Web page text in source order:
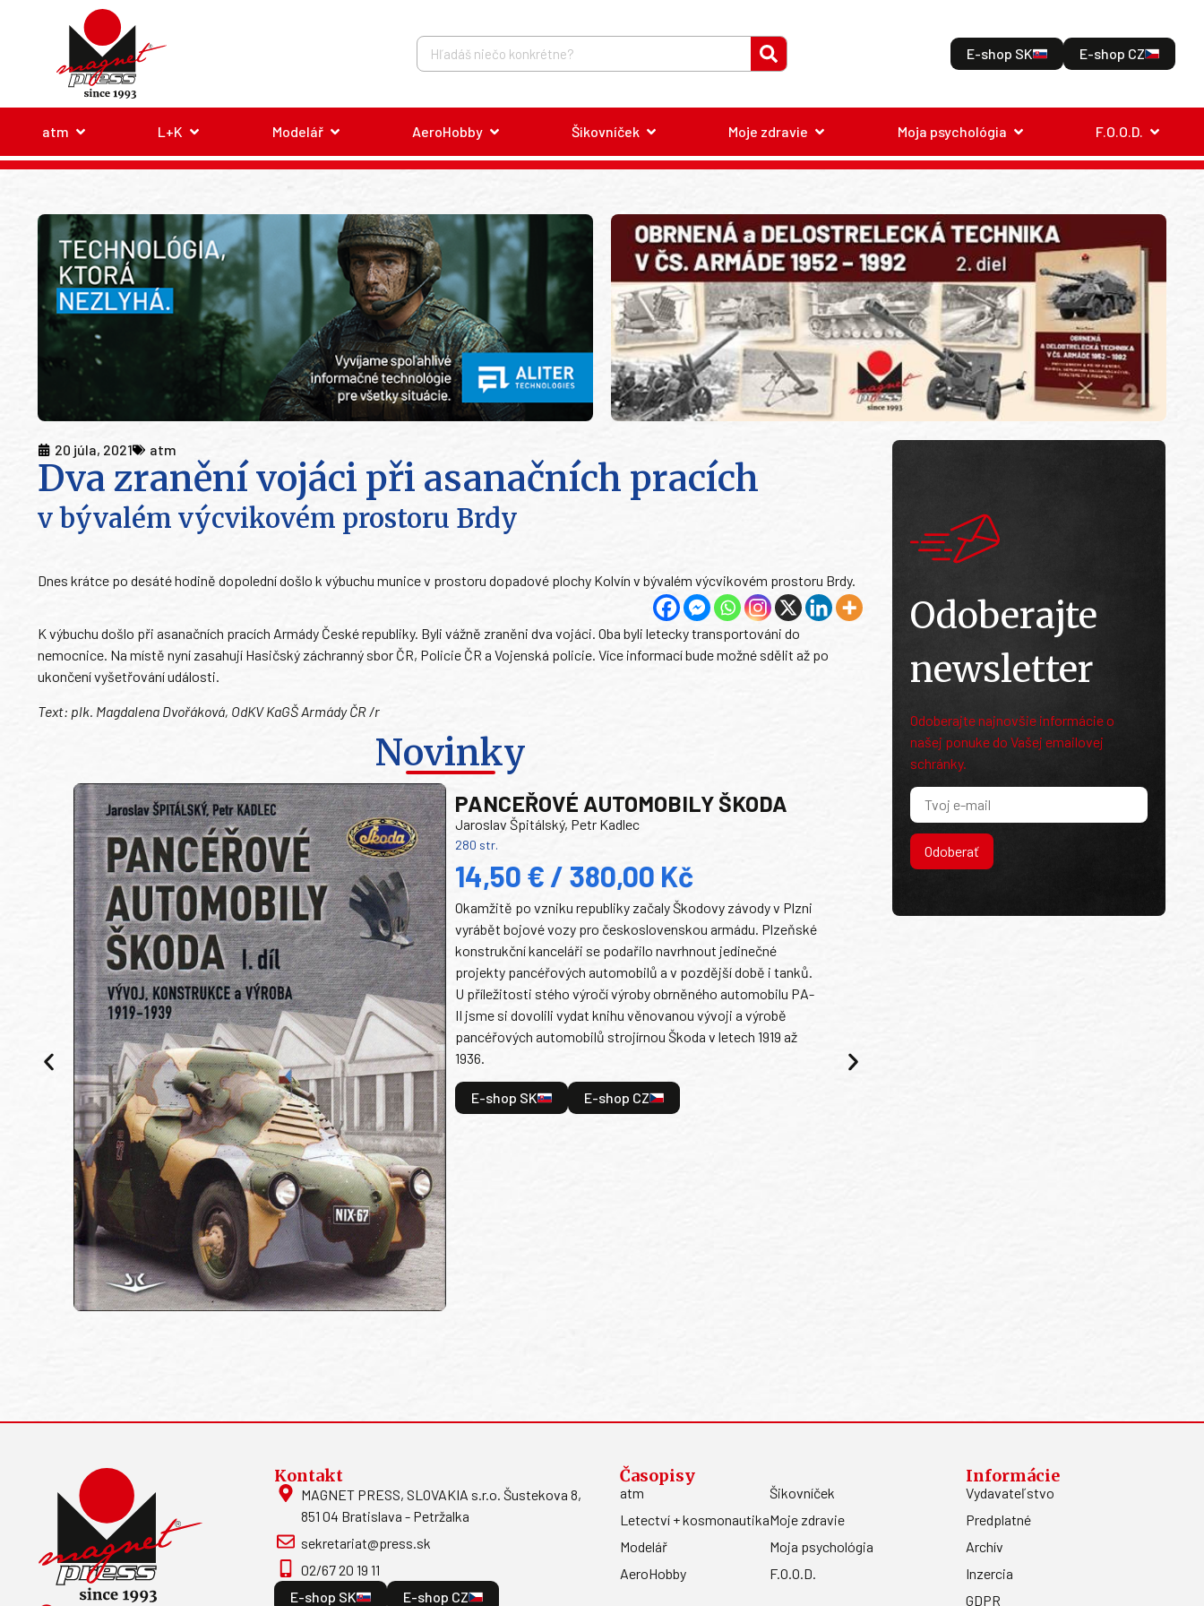
E-shop SK E-shop CZ
atm L+K Modelář AeroHobby Šikovníček Moje zdravie Moja psychológia F.O.O.D.
20 júla, 2021 atm
Dva zranění vojáci při asanačních pracích
v bývalém výcvikovém prostoru Brdy
Dnes krátce po desáté hodině dopolední došlo k výbuchu munice v prostoru dopadové plochy Kolvín v bývalém výcvikovém prostoru Brdy.
K výbuchu došlo při asanačních pracích Armády České republiky. Byli vážně zraněni dva vojáci. Oba byli letecky transportováni do
nemocnice. Na místě nyní zasahují Hasičský záchranný sbor ČR, Policie ČR a Vojenská policie. Více informací bude možné sdělit až po
ukončení vyšetřování události.
Text: plk. Magdalena Dvořáková, OdKV KaGŠ Armády ČR /r
Novinky
PANCEŘOVÉ AUTOMOBILY ŠKODA
Jaroslav Špitálský, Petr Kadlec
280 str.
14,50 € / 380,00 Kč
Okamžitě po vzniku republiky začaly Škodovy závody v Plzni
vyrábět bojové vozy pro československou armádu. Plzeňské
konstrukční kanceláři se podařilo navrhnout jedinečné
projekty pancéřových automobilů a v pozdější době i tanků.
U příležitosti stého výročí výroby obrněného automobilu PA-
II jsme si dovolili vydat knihu věnovanou vývoji a výrobě
pancéřových automobilů strojírnou Škoda v letech 1919 až
1936.
E-shop SK E-shop CZ
Odoberajte
newsletter
Odoberajte najnovšie informácie o
našej ponuke do Vašej emailovej
schránky.
Odoberať
Kontakt
MAGNET PRESS, SLOVAKIA s.r.o. Šustekova 8,
851 04 Bratislava - Petržalka
sekretariat@press.sk
02/67 20 19 11
E-shop SK
E-shop CZ
Časopisy
atm
Letectví + kosmonautika
Modelář
AeroHobby
Šikovníček
Moje zdravie
Moja psychológia
F.O.O.D.
Informácie
Vydavateľstvo
Predplatné
Archív
Inzercia
GDPR